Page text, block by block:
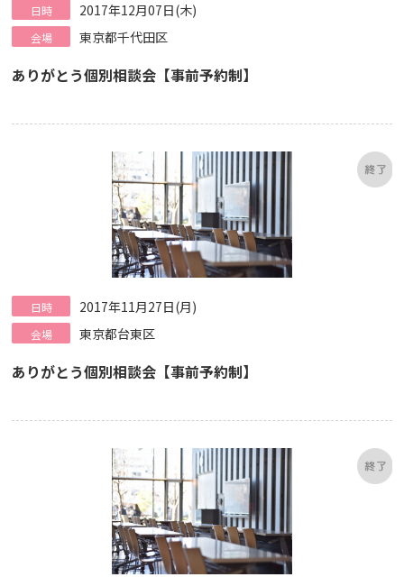
日時 2017年12月07日(木)
会場 東京都千代田区
ありがとう個別相談会【事前予約制】
日時 2017年11月27日(月)
会場 東京都台東区
ありがとう個別相談会【事前予約制】